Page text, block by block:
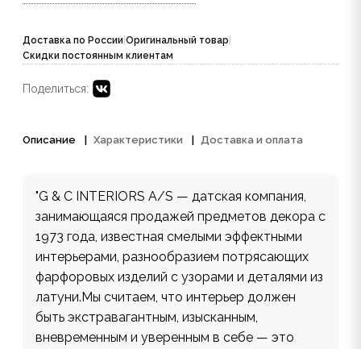
Доставка по России Оригинальный товар
Скидки постоянным клиентам
Поделиться:
Описание Характеристики Доставка и оплата
"G & C INTERIORS A/S — датская компания,
занимающаяся продажей предметов декора с
1973 года, известная смелыми эффектными
интерьерами, разнообразием потрясающих
фарфоровых изделий с узорами и деталями из
латуни.Мы считаем, что интерьер должен
быть экстравагантным, изысканным,
вневременным и уверенным в себе — это